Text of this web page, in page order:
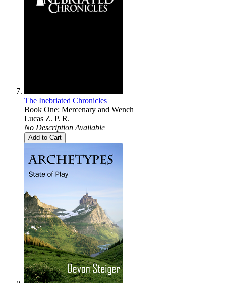
The Inebriated Chronicles
Book One: Mercenary and Wench
Lucas Z. P. R.
No Description Available
Add to Cart